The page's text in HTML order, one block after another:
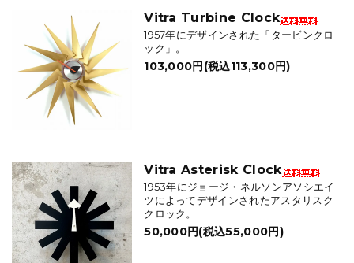
Vitra Turbine Clock
1957年にデザインされた「タービンクロ
ック」。
103,000円(税込113,300円)
Vitra Asterisk Clock
1953年にジョージ・ネルソンアソシエイ
ツによってデザインされたアスタリスク
クロック。
50,000円(税込55,000円)